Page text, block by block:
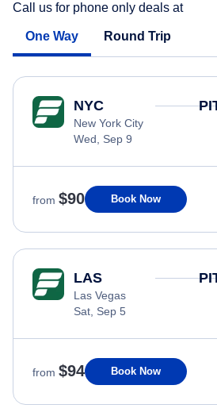
Call us for phone only deals at
One Way Round Trip
NYC
New York City
Wed, Sep 9
from $90 Book Now
LAS
Las Vegas
Sat, Sep 5
from $94 Book Now